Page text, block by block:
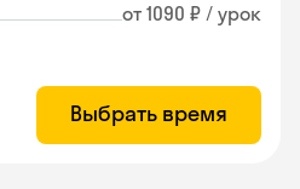
от 1090 ₽ / урок
Выбрать время